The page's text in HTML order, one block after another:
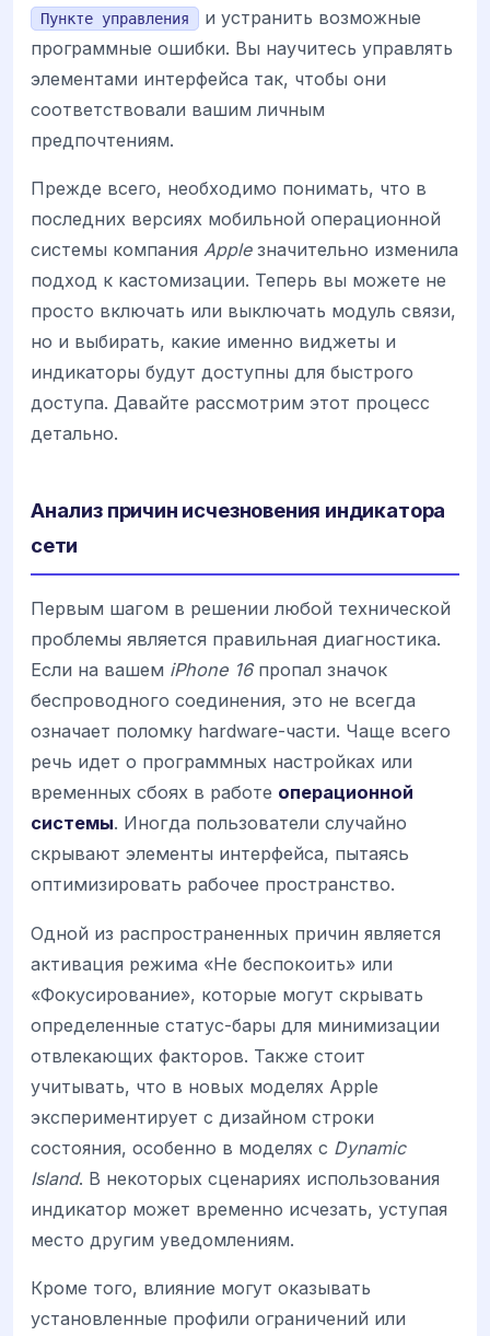
Пункте управления
и устранить возможные
программные ошибки. Вы научитесь управлять
элементами интерфейса так, чтобы они
соответствовали вашим личным
предпочтениям.
Прежде всего, необходимо понимать, что в
последних версиях мобильной операционной
системы компания Appleзначительно изменила
подход к кастомизации. Теперь вы можете не
просто включать или выключать модуль связи,
но и выбирать, какие именно виджеты и
индикаторы будут доступны для быстрого
доступа. Давайте рассмотрим этот процесс
детально.
Анализ причин исчезновения индикатора
сети
Первым шагом в решении любой технической
проблемы является правильная диагностика.
Если на вашем iPhone 16пропал значок
беспроводного соединения, это не всегда
означает поломку hardware-части. Чаще всего
речь идет о программных настройках или
временных сбоях в работе операционной
системы. Иногда пользователи случайно
скрывают элементы интерфейса, пытаясь
оптимизировать рабочее пространство.
Одной из распространенных причин является
активация режима «Не беспокоить» или
«Фокусирование», которые могут скрывать
определенные статус-бары для минимизации
отвлекающих факторов. Также стоит
учитывать, что в новых моделях Apple
экспериментирует с дизайном строки
состояния, особенно в моделях с Dynamic
Island. В некоторых сценариях использования
индикатор может временно исчезать, уступая
место другим уведомлениям.
Кроме того, влияние могут оказывать
установленные профили ограничений или